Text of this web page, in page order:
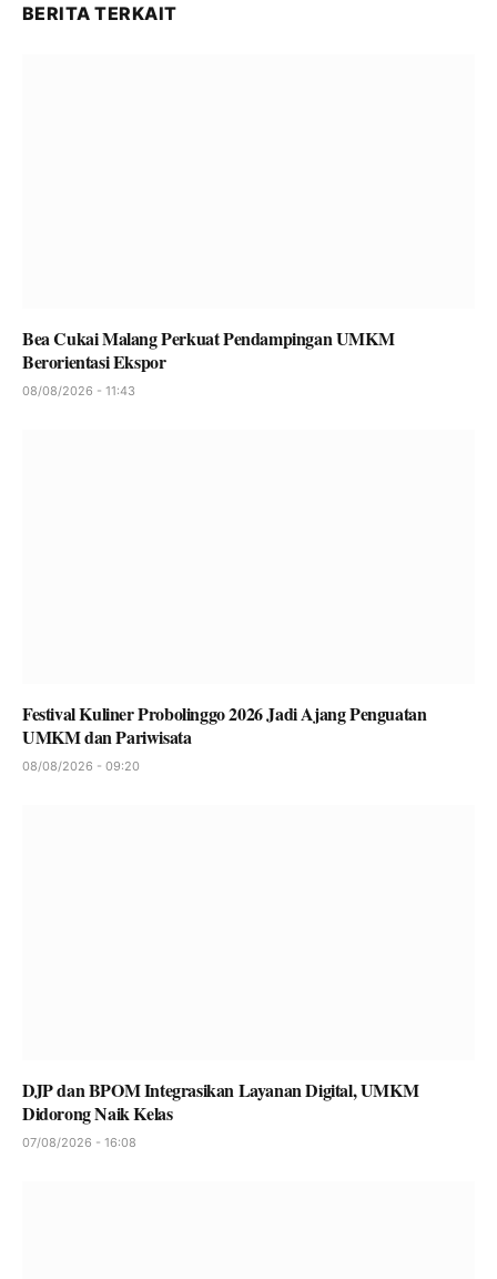
BERITA TERKAIT
Bea Cukai Malang Perkuat Pendampingan UMKM
Berorientasi Ekspor
08/08/2026 - 11:43
Festival Kuliner Probolinggo 2026 Jadi Ajang Penguatan
UMKM dan Pariwisata
08/08/2026 - 09:20
DJP dan BPOM Integrasikan Layanan Digital, UMKM
Didorong Naik Kelas
07/08/2026 - 16:08